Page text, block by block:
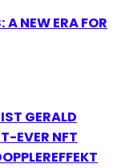
NEW ERA FOR
GERALD
EVER NFT